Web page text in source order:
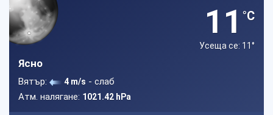
11 °C
Усеща се: 11°
Ясно
Вятър: 4 m/s - слаб
Атм. налягане: 1021.42 hPa